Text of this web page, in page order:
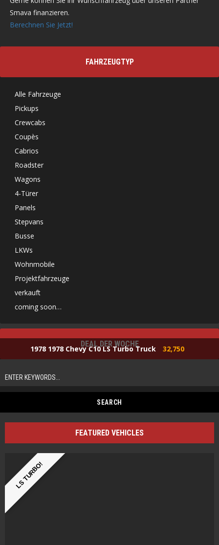
Smava finanzieren.
Berechnen Sie Jetzt!
FAHRZEUGTYP
Alle Fahrzeuge
Pickups
Crewcabs
Coupès
Cabrios
Roadster
Wagons
4-Türer
Panels
Stepvans
Busse
LKWs
Wohnmobile
Projektfahrzeuge
verkauft
coming soon…
DEAL DER WOCHE
1978 1978 Chevy C10 LS Turbo Truck 32,750
FEATURED VEHICLES
LS TURBO!